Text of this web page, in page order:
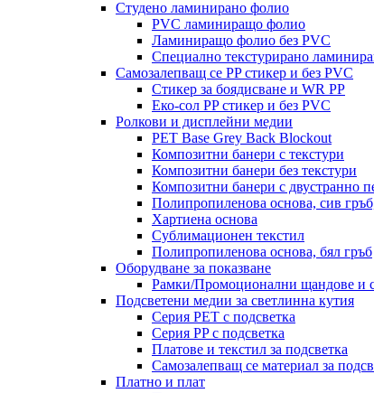
Студено ламинирано фолио
PVC ламиниращо фолио
Ламиниращо фолио без PVC
Специално текстурирано
Самозалепващ се PP стикер и без PVC
Стикер за боядисване и WR PP
Еко-сол PP стикер и без PVC
Ролкови и дисплейни медии
PET Base Grey Back Blockout
Композитни банери с текстури
Композитни банери без текстури
Композитни банери с двустранно
Полипропиленова основа, сив
Хартиена основа
Сублимационен текстил
Полипропиленова основа, бял гръб
Оборудване за показване
Рамки/Промоционални щандове и
Подсветени медии за светлинна кутия
Серия PET с подсветка
Серия PP с подсветка
Платове и текстил за подсветка
Самозалепващ се материал за
Платно и плат